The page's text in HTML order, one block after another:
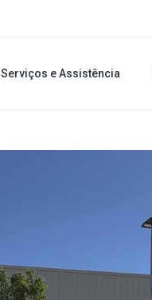
Serviços e Assistência